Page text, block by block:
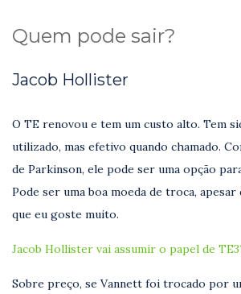
Quem pode sair?
Jacob Hollister
O TE renovou e tem um custo alto. Tem
utilizado, mas efetivo quando chamado.
de Parkinson, ele pode ser uma opção
Pode ser uma boa moeda de troca, apesar
que eu goste muito.
Jacob Hollister vai assumir o papel de
Sobre preço, se Vannett foi trocado por